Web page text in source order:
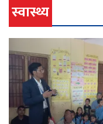
स्वास्थ्य